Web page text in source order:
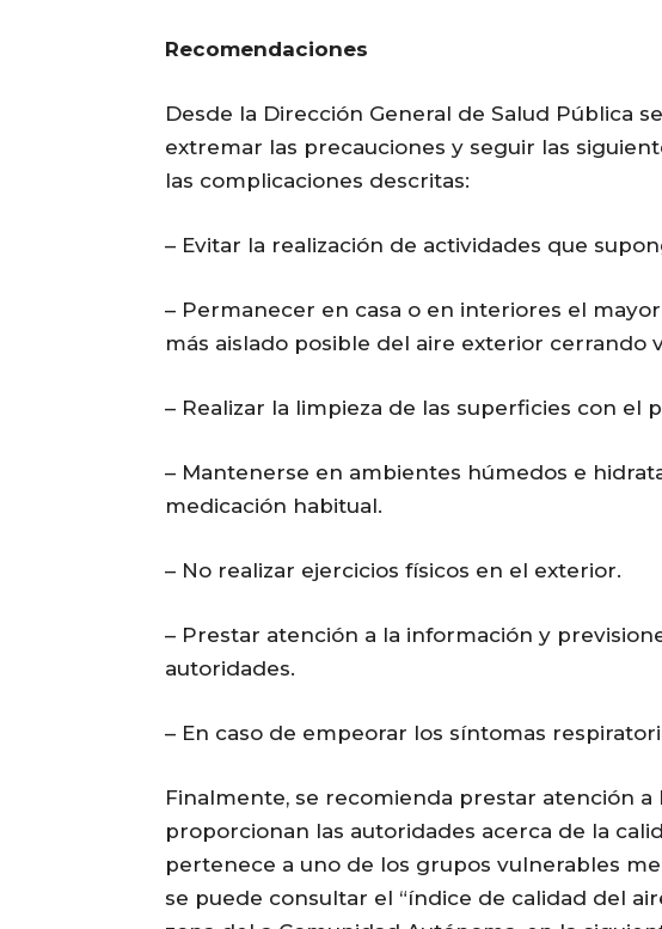
Recomendaciones
Desde la Dirección General de Salud Pública
extremar las precauciones y seguir las
las complicaciones descritas:
– Evitar la realización de actividades que
– Permanecer en casa o en interiores el
más aislado posible del aire exterior cerrando
– Realizar la limpieza de las superficies con el
– Mantenerse en ambientes húmedos e
medicación habitual.
– No realizar ejercicios físicos en el exterior.
– Prestar atención a la información y
autoridades.
– En caso de empeorar los síntomas
Finalmente, se recomienda prestar atención
proporcionan las autoridades acerca de la
pertenece a uno de los grupos vulnerables
se puede consultar el “índice de calidad del